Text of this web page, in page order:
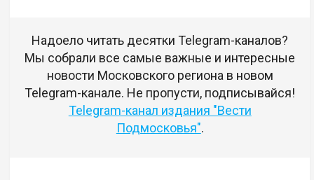
Надоело читать десятки Telegram-каналов?
Мы собрали все самые важные и интересные
новости Московского региона в новом
Telegram-канале. Не пропусти, подписывайся!
Telegram-канал издания "Вести
Подмосковья".